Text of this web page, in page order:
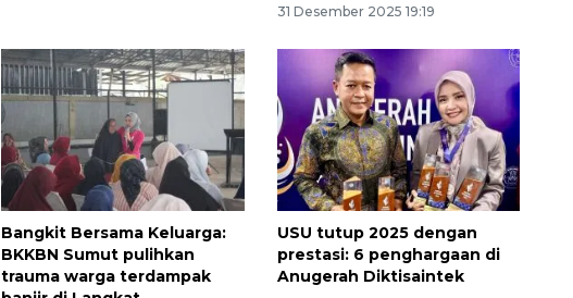
31 Desember 2025 19:19
Bangkit Bersama Keluarga:
BKKBN Sumut pulihkan
trauma warga terdampak
USU tutup 2025 dengan
prestasi: 6 penghargaan di
Anugerah Diktisaintek